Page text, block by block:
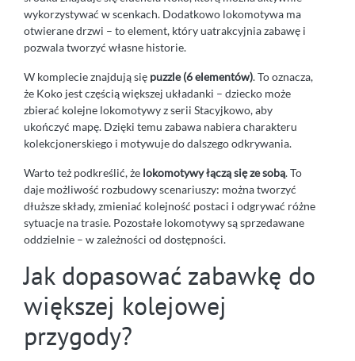
wykorzystywać w scenkach. Dodatkowo lokomotywa ma
otwierane drzwi – to element, który uatrakcyjnia zabawę i
pozwala tworzyć własne historie.
W komplecie znajdują się puzzle (6 elementów). To oznacza,
że Koko jest częścią większej układanki – dziecko może
zbierać kolejne lokomotywy z serii Stacyjkowo, aby
ukończyć mapę. Dzięki temu zabawa nabiera charakteru
kolekcjonerskiego i motywuje do dalszego odkrywania.
Warto też podkreślić, że lokomotywy łączą się ze sobą. To
daje możliwość rozbudowy scenariuszy: można tworzyć
dłuższe składy, zmieniać kolejność postaci i odgrywać różne
sytuacje na trasie. Pozostałe lokomotywy są sprzedawane
oddzielnie – w zależności od dostępności.
Jak dopasować zabawkę do
większej kolejowej
przygody?